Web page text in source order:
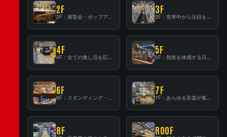
2F
2F：展覧会・ポップアップストア等を開催！大型催事スペース「TOWER SPACE SHIBUYA」
3F
3F：世界中から注目を集める〈日本のポップカルチャー〉の発信基地！
4F
4F：全ての推し活を応援するフロア！
5F
5F：熱気を体感する日本一のK-POP空間！
6F
6F：スタンディング・ビアバーを新設した日本最大規模のレコード専門フロア！
7F
7F：あらゆる音楽が集結する最多ジャンルフロア！
8F ROOF